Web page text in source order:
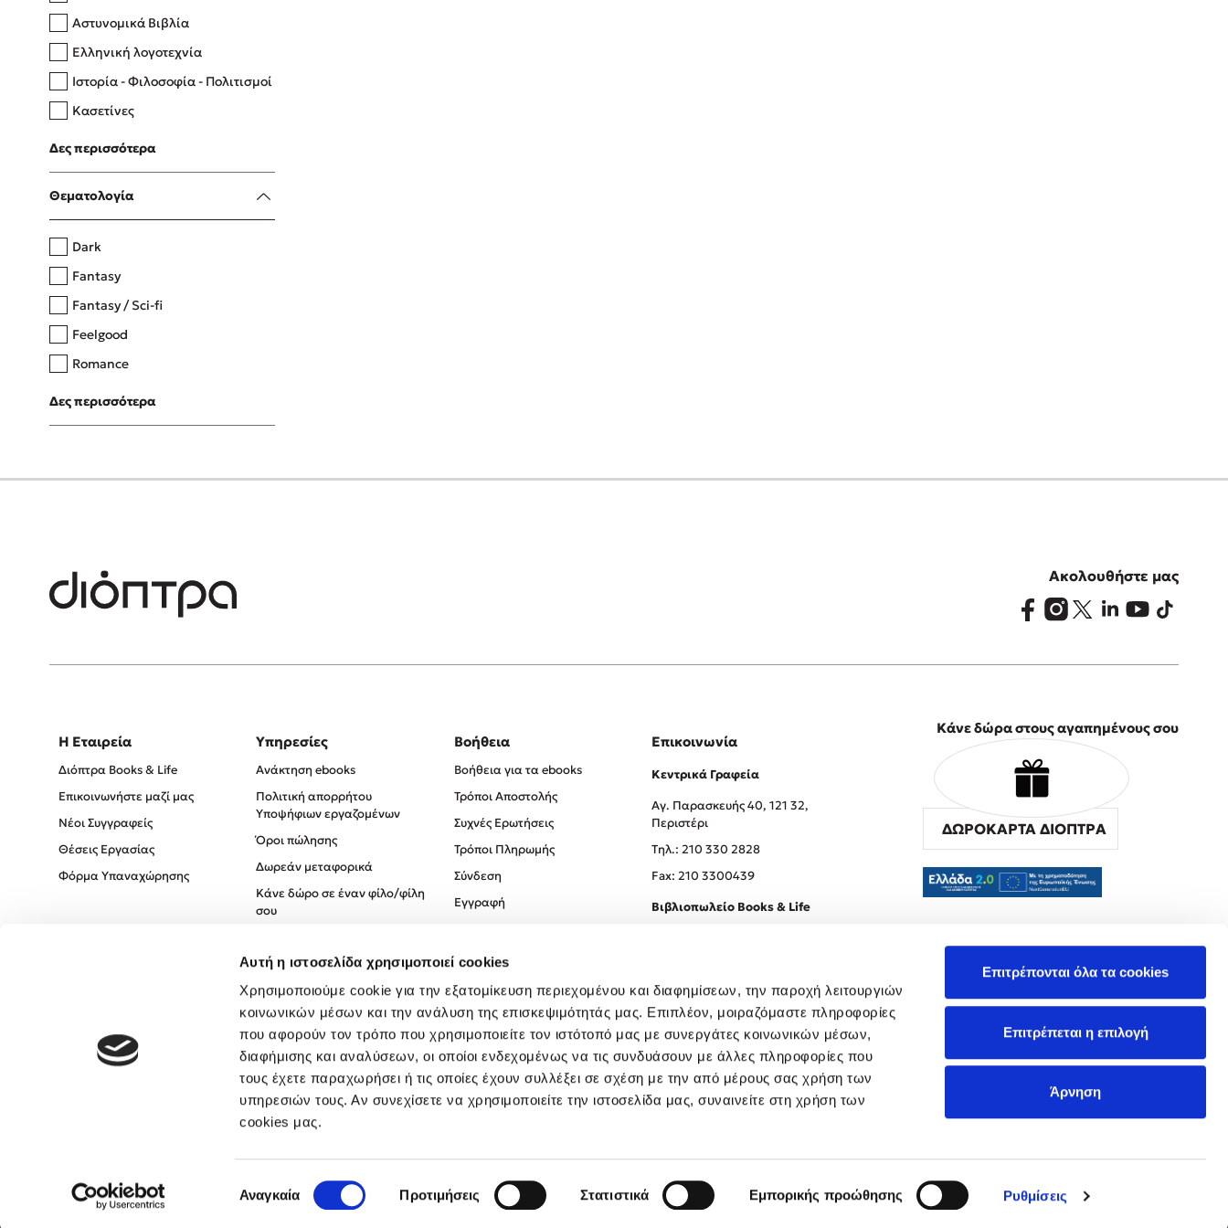
Αυτή η ιστοσελίδα χρησιμοποιεί cookies
Χρησιμοποιούμε cookie για την εξατομίκευση περιεχομένου και διαφημίσεων, την παροχή λειτουργιών
κοινωνικών μέσων και την ανάλυση της επισκεψιμότητάς μας. Επιπλέον, μοιραζόμαστε πληροφορίες
που αφορούν τον τρόπο που χρησιμοποιείτε τον ιστότοπό μας με συνεργάτες κοινωνικών μέσων,
διαφήμισης και αναλύσεων, οι οποίοι ενδεχομένως να τις συνδυάσουν με άλλες πληροφορίες που
τους έχετε παραχωρήσει ή τις οποίες έχουν συλλέξει σε σχέση με την από μέρους σας χρήση των
υπηρεσιών τους. Αν συνεχίσετε να χρησιμοποιείτε την ιστοσελίδα μας, συναινείτε στη χρήση των
cookies μας.
συγκατάθεσης
Αναγκαία Προτιμήσεις Στατιστικά Εμπορικής προώθησης Ρυθμίσεις
Επιτρέπονται όλα τα cookies
Επιτρέπεται η επιλογή
Άρνηση
Δανάη Δεληγεώργη
Πάνω, κάτω, μπροστά, πίσω
Η μέθοδος Αφήστε τους
Αστυνομικά Βιβλία
Ελληνική λογοτεχνία
Ιστορία - Φιλοσοφία - Πολιτισμοί
Κασετίνες
Λευκώματα - Έγχρωμοι οδηγοί
Μαγειρική
Δες περισσότερα
Θεματολογία
Dark
Fantasy
Fantasy / Sci-fi
Feelgood
Romance
Upmarket
Young Adult
Δες περισσότερα
Ακολουθήστε μας
Η Εταιρεία
Διόπτρα Books & Life
Επικοινωνήστε μαζί μας
Νέοι Συγγραφείς
Θέσεις Εργασίας
Φόρμα Υπαναχώρησης
Υπηρεσίες
Ανάκτηση ebooks
Πολιτική απορρήτου
Υποψήφιων εργαζομένων
Όροι πώλησης
Δωρεάν μεταφορικά
Κάνε δώρο σε έναν φίλο/φίλη
σου
Πολιτική Απορρήτου
Όροι χρήσης
Βοήθεια
Βοήθεια για τα ebooks
Τρόποι Αποστολής
Συχνές Ερωτήσεις
Τρόποι Πληρωμής
Σύνδεση
Εγγραφή
Επικοινωνία
Κεντρικά Γραφεία
Αγ. Παρασκευής 40, 121 32,
Περιστέρι
Tηλ.: 210 330 2828
Fax: 210 3300439
Βιβλιοπωλείο Books & Life
Κάνε δώρα στους αγαπημένους σου
ΔΩΡΟΚΑΡΤΑ ΔΙΟΠΤΡΑ
Created by Powered by